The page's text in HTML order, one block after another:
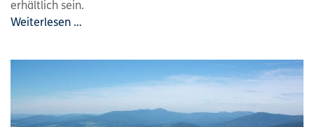
erhältlich sein.
Weiterlesen …